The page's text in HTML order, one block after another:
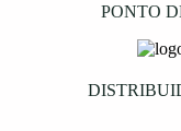
PONTO